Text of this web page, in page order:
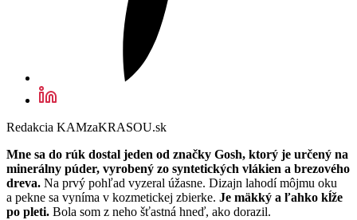
Redakcia KAMzaKRASOU.sk
Mne sa do rúk dostal jeden od značky Gosh, ktorý je určený na
minerálny púder, vyrobený zo syntetických vlákien a brezového
dreva. Na prvý pohľad vyzeral úžasne. Dizajn lahodí môjmu oku
a pekne sa vyníma v kozmetickej zbierke. Je mäkký a ľahko kĺže
po pleti. Bola som z neho šťastná hneď, ako dorazil.